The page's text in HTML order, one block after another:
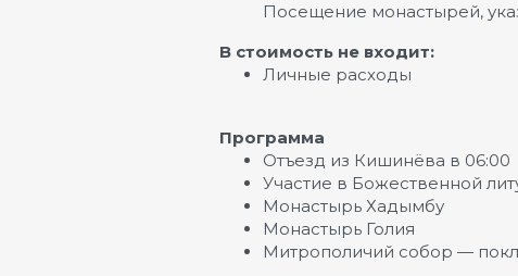
Посещение монастырей,
В стоимость не входит:
Личные расходы
Программа
Отъезд из Кишинёва в 06:00
Участие в Божественной
Монастырь Хадымбу
Монастырь Голия
Митрополичий собор —